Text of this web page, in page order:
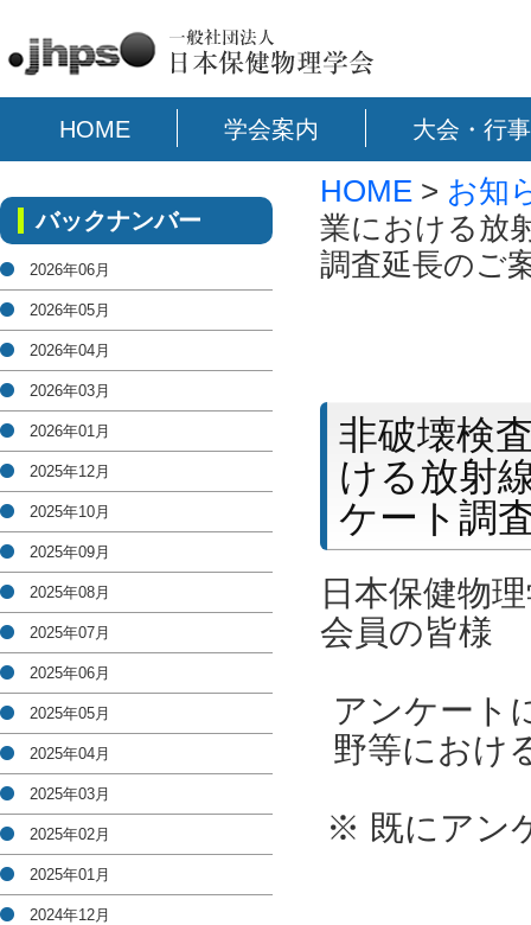
HOME 学会案内 大会・行事
HOME > お知
業における放
調査延長のご
非破壊検
ける放射
ケート調
日本保健物
会員の皆様
アンケート
野等におけ
※ 既にアン
バックナンバー
2026年06月
2026年05月
2026年04月
2026年03月
2026年01月
2025年12月
2025年10月
2025年09月
2025年08月
2025年07月
2025年06月
2025年05月
2025年04月
2025年03月
2025年02月
2025年01月
2024年12月